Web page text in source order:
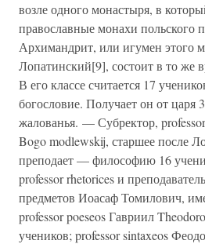
возле одного монастыря, в
православные монахи польского
Архимандрит, или игумен этого
Лопатинский[9], состоит в то же
В его классе считается 17
богословие. Получает он от царя
жалованья. — Субректор,
Bogo modlewskij, старшее после
преподает — философию 16
professor rhetorices и
предметов Иоасаф Томилович,
professor poeseos Гавриил
учеников; professor sintaxeos